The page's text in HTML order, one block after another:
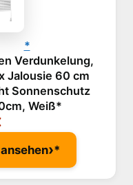
Verdunkelung,
Jalousie 60 cm
Sonnenschutz
Weiß
›